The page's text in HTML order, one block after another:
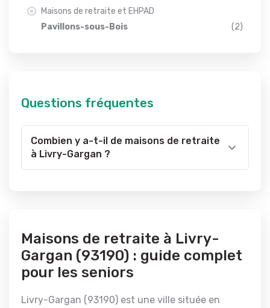
Maisons de retraite et EHPAD
Pavillons-sous-Bois
(2)
Questions fréquentes
Combien y a-t-il de maisons de retraite
à Livry-Gargan ?
Maisons de retraite à Livry-
Gargan (93190) : guide complet
pour les seniors
Livry-Gargan (93190) est une ville située en